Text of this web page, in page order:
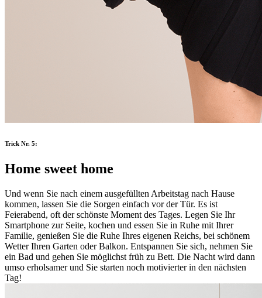
Trick Nr. 5:
Home sweet home
Und wenn Sie nach einem ausgefüllten Arbeitstag nach Hause
kommen, lassen Sie die Sorgen einfach vor der Tür. Es ist
Feierabend, oft der schönste Moment des Tages. Legen Sie Ihr
Smartphone zur Seite, kochen und essen Sie in Ruhe mit Ihrer
Familie, genießen Sie die Ruhe Ihres eigenen Reichs, bei schönem
Wetter Ihren Garten oder Balkon. Entspannen Sie sich, nehmen Sie
ein Bad und gehen Sie möglichst früh zu Bett. Die Nacht wird dann
umso erholsamer und Sie starten noch motivierter in den nächsten
Tag!